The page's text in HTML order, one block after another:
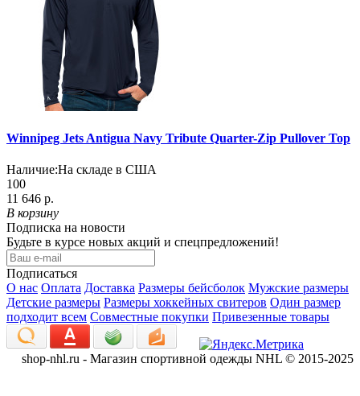
Winnipeg Jets Antigua Navy Tribute Quarter-Zip Pullover Top
Наличие:На складе в США
100
11 646 р.
В корзину
Подписка на новости
Будьте в курсе новых акций и спецпредложений!
Подписаться
О нас Оплата Доставка Размеры бейсболок Мужские размеры
Детские размеры Размеры хоккейных свитеров Один размер
подходит всем Совместные покупки Привезенные товары
shop-nhl.ru - Магазин спортивной одежды NHL © 2015-2025